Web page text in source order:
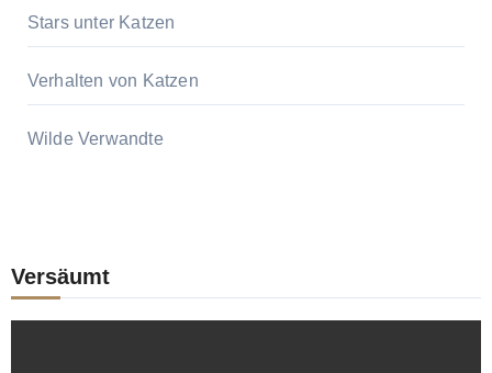
Stars unter Katzen
Verhalten von Katzen
Wilde Verwandte
Versäumt